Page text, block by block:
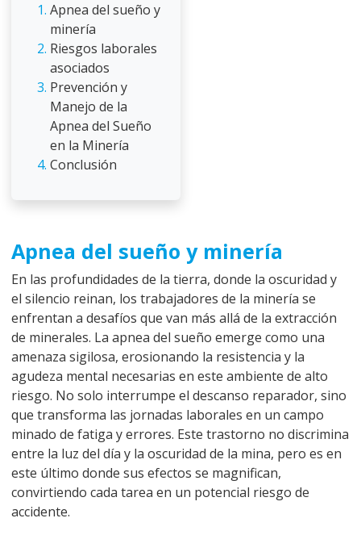
Apnea del sueño y
minería
Riesgos laborales
asociados
Prevención y
Manejo de la
Apnea del Sueño
en la Minería
Conclusión
Apnea del sueño y minería
En las profundidades de la tierra, donde la oscuridad y
el silencio reinan, los trabajadores de la minería se
enfrentan a desafíos que van más allá de la extracción
de minerales. La apnea del sueño emerge como una
amenaza sigilosa, erosionando la resistencia y la
agudeza mental necesarias en este ambiente de alto
riesgo. No solo interrumpe el descanso reparador, sino
que transforma las jornadas laborales en un campo
minado de fatiga y errores. Este trastorno no discrimina
entre la luz del día y la oscuridad de la mina, pero es en
este último donde sus efectos se magnifican,
convirtiendo cada tarea en un potencial riesgo de
accidente.